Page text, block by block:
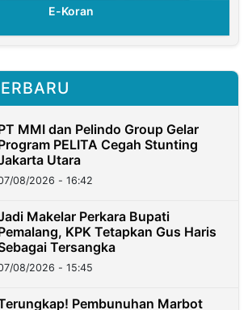
E-Koran
MMI dan Pelindo Group Gelar
PELITA Cegah Stunting
Utara
08/2026 - 16:42
Makelar Perkara Bupati
KPK Tetapkan Gus Haris
Tersangka
08/2026 - 15:45
Pembunuhan Marbot